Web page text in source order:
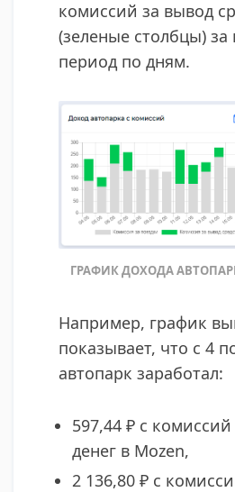
комиссий за вывод
(зеленые столбцы)
период по дням.​
ГРАФИК ДОХОДА
Например, график
показывает, что с 4
автопарк заработал:
597,44 ₽ с
денег в Mozen,
2 136,80 ₽ с